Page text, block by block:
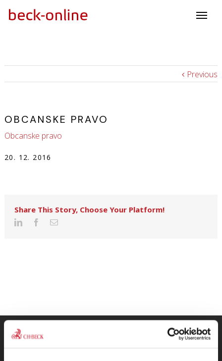
Previous
OBCANSKE PRAVO
Obcanske pravo
20. 12. 2016
Share This Story, Choose Your Platform!